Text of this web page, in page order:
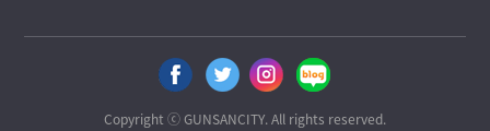
페
이
스
트
위
터
인
스
타
블
로
그
Copyright ⓒ GUNSANCITY. All rights reserved.